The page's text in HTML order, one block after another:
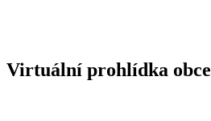
Virtuální prohlídka obce